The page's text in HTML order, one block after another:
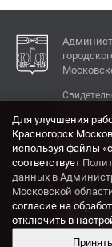
Адрес:
ул.
Для улучшения
Красногорск
используя файлы
соответствует
данных в
Московской
согласие на
отключить в
Принять